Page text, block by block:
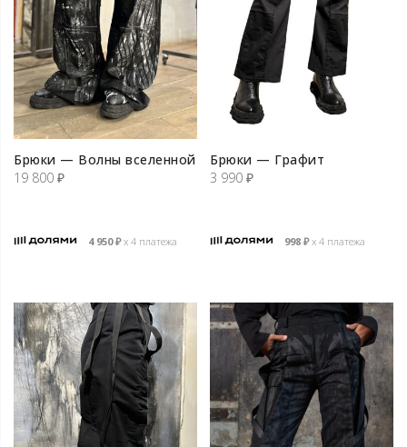
Брюки — Волны вселенной
19 800 ₽
4 950₽х 4 платежа
Брюки — Графит
3 990 ₽
998 ₽х 4 платежа